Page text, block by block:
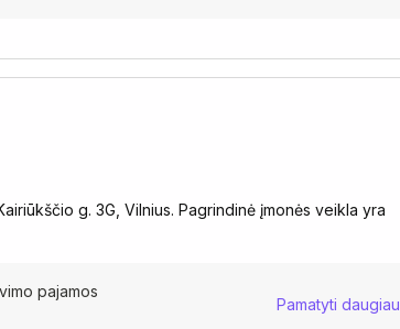
g. 3G, Vilnius. Pagrindinė įmonės veikla yra
pajamos
Pamatyti daugiau